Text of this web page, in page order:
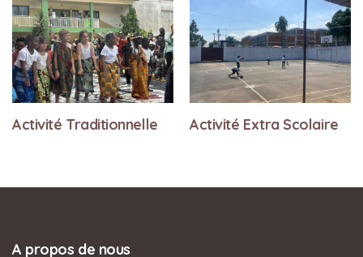
Activité Traditionnelle Activité Extra Scolaire
A propos de nous